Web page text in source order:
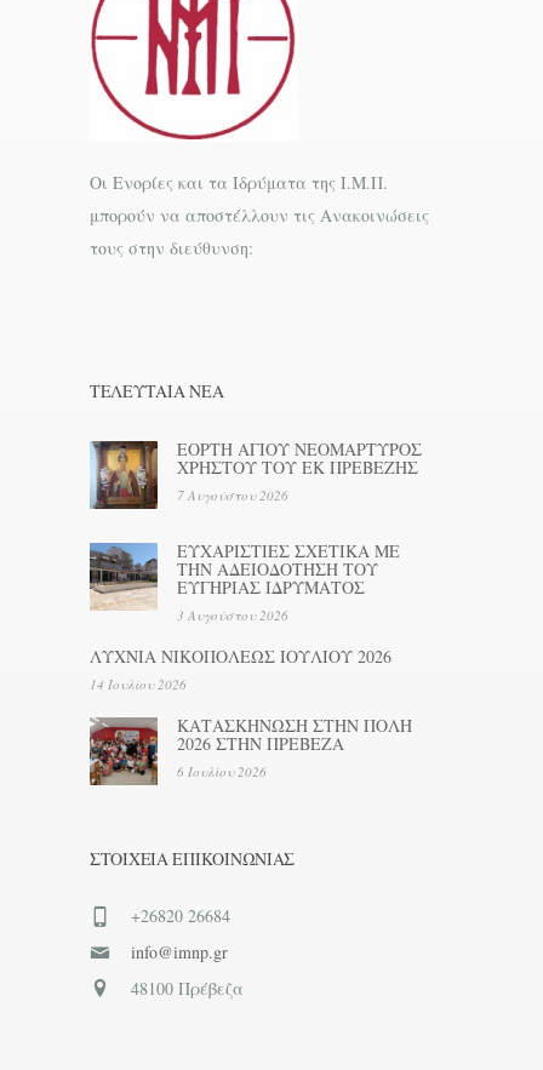
Οι Ενορίες και τα Ιδρύματα της Ι.Μ.Π.
μπορούν να αποστέλλουν τις Ανακοινώσεις
τους στην διεύθυνση:
ΤΕΛΕΥΤΑΊΑ ΝΕΑ
ΕΟΡΤΗ ΑΓΙΟΥ ΝΕΟΜΑΡΤΥΡΟΣ
ΧΡΗΣΤΟΥ ΤΟΥ ΕΚ ΠΡΕΒΕΖΗΣ
7 Αυγούστου 2026
ΕΥΧΑΡΙΣΤΙΕΣ ΣΧΕΤΙΚΑ ΜΕ
ΤΗΝ ΑΔΕΙΟΔΟΤΗΣΗ ΤΟΥ
ΕΥΓΗΡΙΑΣ ΙΔΡΥΜΑΤΟΣ
3 Αυγούστου 2026
ΛΥΧΝΙΑ ΝΙΚΟΠΟΛΕΩΣ ΙΟΥΛΙΟΥ 2026
14 Ιουλίου 2026
ΚΑΤΑΣΚΗΝΩΣΗ ΣΤΗΝ ΠΟΛΗ
2026 ΣΤΗΝ ΠΡΕΒΕΖΑ
6 Ιουλίου 2026
ΣΤΟΙΧΕΊΑ ΕΠΙΚΟΙΝΩΝΊΑΣ
+26820 26684
info@imnp.gr
48100 Πρέβεζα